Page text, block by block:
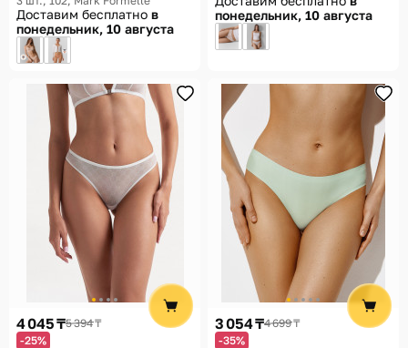
Доставим бесплатно в
понедельник, 10 августа
понедельник, 10 августа
4 045 ₸5 394 ₸
-25%
3 054 ₸4 699 ₸
-35%